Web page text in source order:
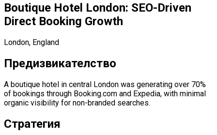
Boutique Hotel London: SEO-Driven
Direct Booking Growth
London, England
Предизвикателство
A boutique hotel in central London was generating over 70%
of bookings through Booking.com and Expedia, with minimal
organic visibility for non-branded searches.
Стратегия